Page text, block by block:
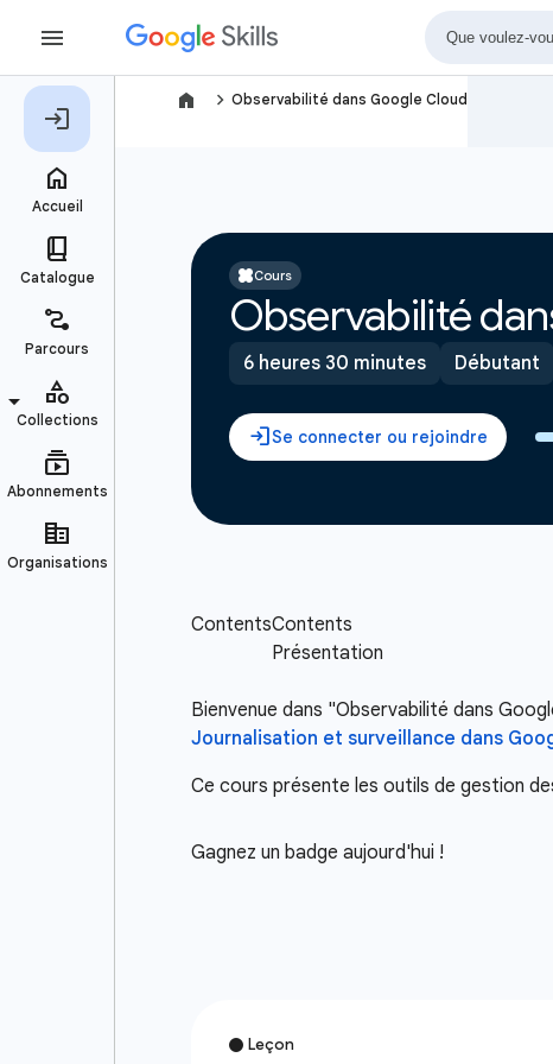
navigate_next Observabilité dans Google Cloud
Cours
Observabilité
6 heures 30 minutes Débutant
Bienvenue dans "Observabilité dans
Journalisation et surveillance dans
Ce cours présente les outils de gestion
Gagnez un badge aujourd'hui !